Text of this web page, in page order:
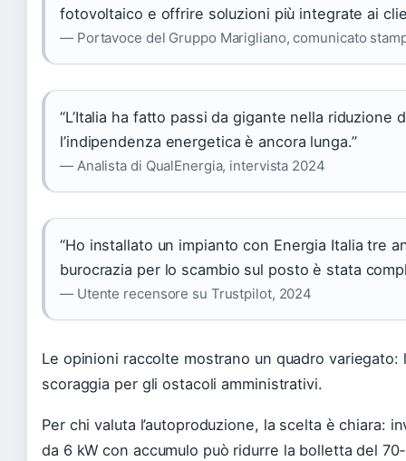
fotovoltaico e offrire soluzioni più integrate ai
— Portavoce del Gruppo Marigliano, comunicato
“L’Italia ha fatto passi da gigante nella riduzione
l’indipendenza energetica è ancora lunga.”
— Analista di QualEnergia, intervista 2024
“Ho installato un impianto con Energia Italia tre
burocrazia per lo scambio sul posto è stata
— Utente recensore su Trustpilot, 2024
Le opinioni raccolte mostrano un quadro variegato:
scoraggia per gli ostacoli amministrativi.
Per chi valuta l’autoproduzione, la scelta è chiara:
da 6 kW con accumulo può ridurre la bolletta del